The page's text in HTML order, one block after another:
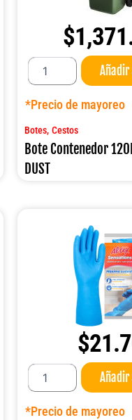
$
Bote
Contenedor
120LT.
C/RUEDAS
cantidad
*Precio de mayoreo
Botes,Cestos
Bote Contenedor
DUST
$
Guante
Altex
Afelpado
cantidad
*Precio de mayoreo